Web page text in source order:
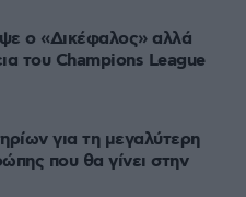
ο «Δικέφαλος» αλλά
του Champions League
για τη μεγαλύτερη
που θα γίνει στην